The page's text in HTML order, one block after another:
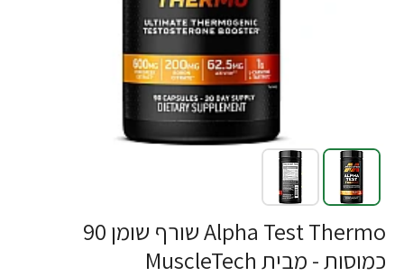
Alpha Test Thermo שורף שומן 90
כמוסות - מבית MuscleTech